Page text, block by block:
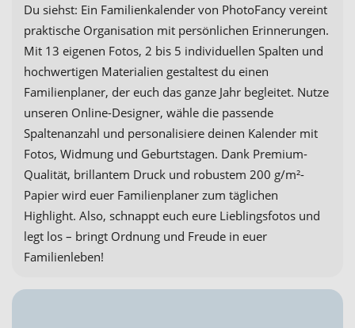
Du siehst: Ein Familienkalender von PhotoFancy vereint
praktische Organisation mit persönlichen Erinnerungen.
Mit 13 eigenen Fotos, 2 bis 5 individuellen Spalten und
hochwertigen Materialien gestaltest du einen
Familienplaner, der euch das ganze Jahr begleitet. Nutze
unseren Online-Designer, wähle die passende
Spaltenanzahl und personalisiere deinen Kalender mit
Fotos, Widmung und Geburtstagen. Dank Premium-
Qualität, brillantem Druck und robustem 200 g/m²-
Papier wird euer Familienplaner zum täglichen
Highlight. Also, schnappt euch eure Lieblingsfotos und
legt los – bringt Ordnung und Freude in euer
Familienleben!